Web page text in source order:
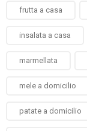
frutta a casa
insalata a casa
marmellata
mele a domicilio
patate a domicilio